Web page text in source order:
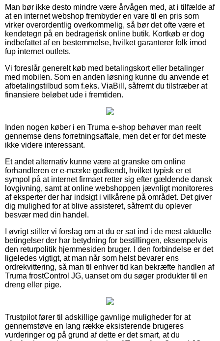
Man bør ikke desto mindre være årvågen med, at i tilfælde af
at en internet webshop frembyder en vare til en pris som
virker overordentlig overkommelig, så bør det ofte være et
kendetegn på en bedragerisk online butik. Kortkøb er dog
indbefattet af en bestemmelse, hvilket garanterer folk imod
fup internet outlets.
Vi foreslår generelt køb med betalingskort eller betalinger
med mobilen. Som en anden løsning kunne du anvende et
afbetalingstilbud som f.eks. ViaBill, såfremt du tilstræber at
finansiere beløbet ude i fremtiden.
Inden nogen køber i en Truma e-shop behøver man reelt
gennemse dens forretningsaftale, men det er for det meste
ikke videre interessant.
Et andet alternativ kunne være at granske om online
forhandleren er e-mærke godkendt, hvilket typisk er et
sympol på at internet firmaet retter sig efter gældende dansk
lovgivning, samt at online webshoppen jævnligt monitoreres
af eksperter der har indsigt i vilkårene på området. Det giver
dig mulighed for at blive assisteret, såfremt du oplever
besvær med din handel.
I øvrigt stiller vi forslag om at du er sat ind i de mest aktuelle
betingelser der har betydning for bestillingen, eksempelvis
den returpolitik hjemmesiden bruger. I den forbindelse er det
ligeledes vigtigt, at man når som helst bevarer ens
ordrekvittering, så man til enhver tid kan bekræfte handlen af
Truma frostControl JG, uanset om du søger produkter til en
dreng eller pige.
Trustpilot fører til adskillige gavnlige muligheder for at
gennemstøve en lang række eksisterende brugeres
vurderinger og på grund af dette er det smart, at du